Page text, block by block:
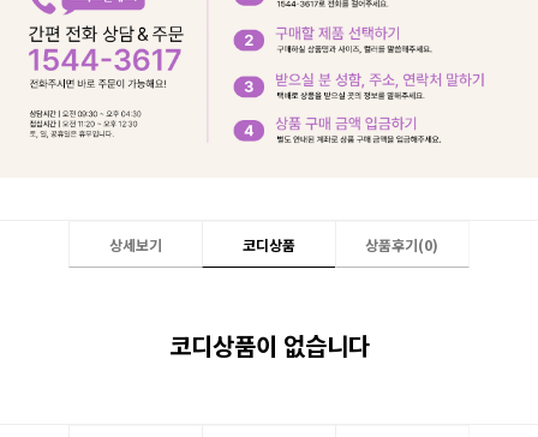
상세보기 코디상품 상품후기(0)
코디상품이 없습니다